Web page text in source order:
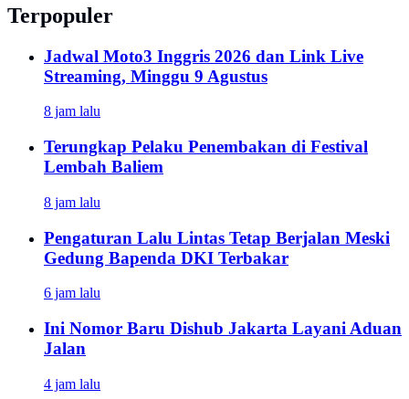
Terpopuler
Jadwal Moto3 Inggris 2026 dan Link Live
Streaming, Minggu 9 Agustus
8 jam lalu
Terungkap Pelaku Penembakan di Festival
Lembah Baliem
8 jam lalu
Pengaturan Lalu Lintas Tetap Berjalan Meski
Gedung Bapenda DKI Terbakar
6 jam lalu
Ini Nomor Baru Dishub Jakarta Layani Aduan
Jalan
4 jam lalu